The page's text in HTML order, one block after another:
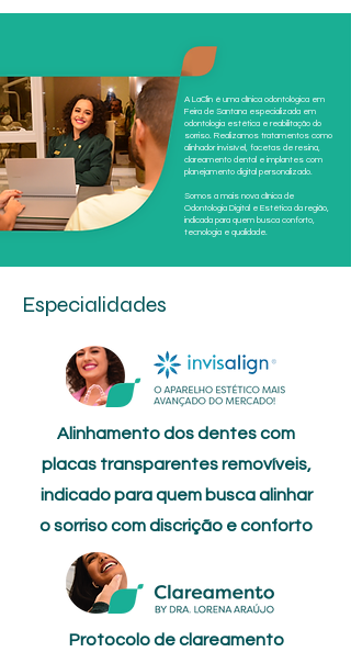
A LaClin é uma clínica odontológica em
Feira de Santana especializada em
odontologia estética e reabilitação do
sorriso. Realizamos tratamentos como
alinhador invisível, facetas de resina,
clareamento dental e implantes com
planejamento digital personalizado.
Somos a mais nova clínica de
Odontologia Digital e Estética da região,
indicada para quem busca conforto,
tecnologia e qualidade.
Especialidades
Alinhamento dos dentes com
placas transparentes removíveis,
indicado para quem busca alinhar
o sorriso com discrição e conforto
Protocolo de clareamento